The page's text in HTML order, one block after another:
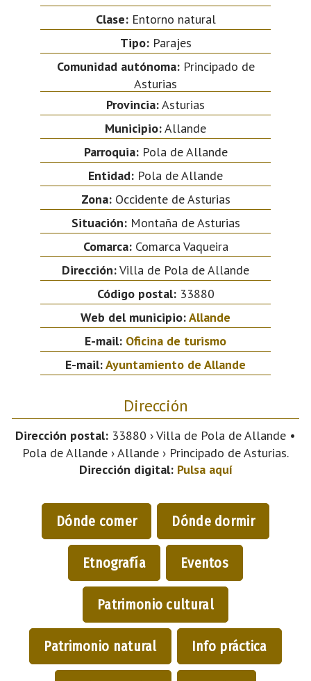
Clase:Entorno natural
Tipo:Parajes
Comunidad autónoma:Principado de
Asturias
Provincia:Asturias
Municipio:Allande
Parroquia:Pola de Allande
Entidad: Pola de Allande
Zona:Occidente de Asturias
Situación:Montaña de Asturias
Comarca:Comarca Vaqueira
Dirección:Villa de Pola de Allande
Código postal:33880
Web del municipio:Allande
E-mail: Oficina de turismo
E-mail:Ayuntamiento de Allande
Dirección
Dirección postal: 33880 › Villa de Pola de Allande •
Pola de Allande › Allande › Principado de Asturias.
Dirección digital: Pulsa aquí
Dónde comer Dónde dormir
Etnografía Eventos
Patrimonio cultural
Patrimonio natural Info práctica